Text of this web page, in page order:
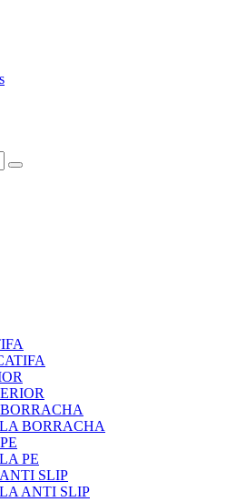
BORRACHA
PE
ANTI SLIP